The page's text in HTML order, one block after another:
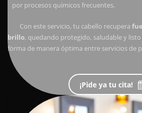
por procesos químicos frecuentes.
Con este servicio, tu cabello recupera
brillo, quedando protegido, saludable y
forma de manera óptima entre servicios de
¡Pide ya tu cita!